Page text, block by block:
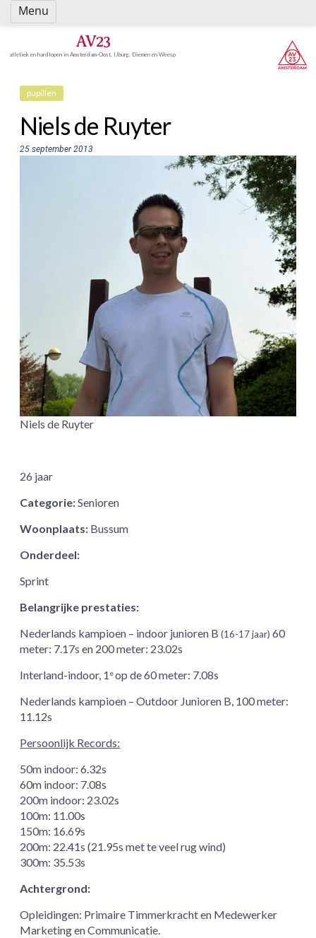
Spring
naar
AV23
atletiek en hardlopen in Amsterdam-Oost, IJburg, Diemen en Weesp
pupillen
Niels de Ruyter
25 september 2013
Niels de Ruyter
26 jaar
Categorie:Senioren
Woonplaats: Bussum
Onderdeel:
Sprint
Belangrijke prestaties:
Nederlands kampioen – indoor junioren B(16-17 jaar) 60
meter: 7.17s en 200 meter: 23.02s
Interland-indoor, 1 e op de 60 meter: 7.08s
Nederlands kampioen – Outdoor Junioren B, 100 meter:
11.12s
Persoonlijk Records:
50m indoor: 6.32s
60m indoor: 7.08s
200m indoor: 23.02s
100m: 11.00s
150m: 16.69s
200m: 22.41s (21.95s met te veel rug wind)
300m: 35.53s
Achtergrond:
Opleidingen: Primaire Timmerkracht en Medewerker
Marketing en Communicatie.
Menu